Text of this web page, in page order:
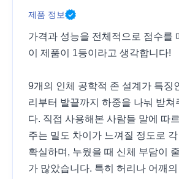
제품 정보
가격과 성능을 전체적으로 점수를
이 제품이 1등이라고 생각합니다!
9개의 인체 공학적 존 설계가 특징
리부터 발끝까지 하중을 나눠 받쳐
다. 직접 사용해본 사람들 말에 따
주는 밀도 차이가 느껴질 정도로 각
확실하며, 누웠을 때 신체 부담이
가 많았습니다. 특히 허리나 어깨